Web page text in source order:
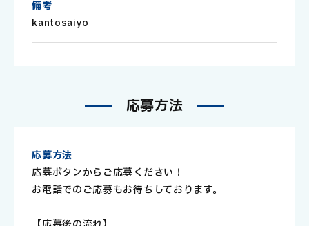
備考
kantosaiyo
応募方法
応募方法
応募ボタンからご応募ください！
お電話でのご応募もお待ちしております。